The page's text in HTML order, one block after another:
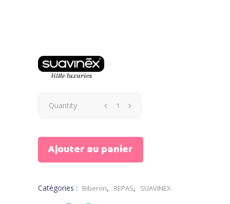
SUAVINEX
Flacon
avec
Quantity
Ajouter au panier
Catégories : Biberon, REPAS, SUAVINEX